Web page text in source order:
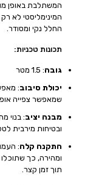
המשתלבת באופן
המינימליסטי לא
החלל נקי ומסודר.
תכונות טכניות:
גובה: 1.5 מטר
יכולת סיבוב:
שמאפשר צפייה
מבנה יציב: בנוי
ובטיחות מירבית
התקנה קלה:
ומהירה, כך
תוך זמן קצר.